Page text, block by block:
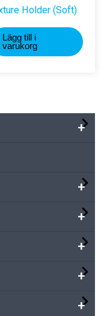
Holder (Soft)
Lägg till i
varukorg
+
+
+
+
+
+